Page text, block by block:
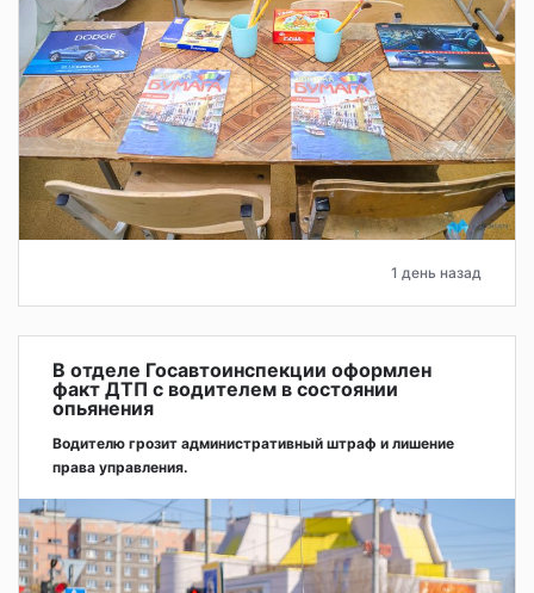
1 день назад
В отделе Госавтоинспекции оформлен
факт ДТП с водителем в состоянии
опьянения
Водителю грозит административный штраф и лишение
права управления.